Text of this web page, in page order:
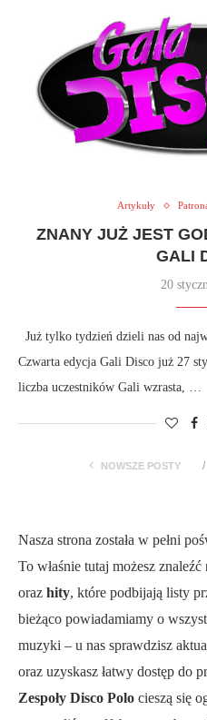
Artykuły
ZNANY JUŻ JEST
GALI
20
Już tylko tydzień dzieli nas od
Czwarta edycja Gali Disco już 27
liczba uczestników Gali wzrasta, …
NOWSZE POSTY
Nasza strona została w pełni
To właśnie tutaj możesz znaleźć
oraz hity, które podbijają listy
bieżąco powiadamiamy o
muzyki – u nas sprawdzisz
oraz uzyskasz łatwy dostęp do
Zespoły Disco Polo cieszą się